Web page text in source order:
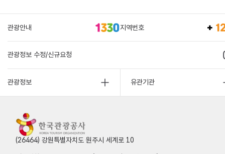
관광안내 지역번호
관광정보 수정/신규요청
관광정보 유관기관
(26464) 강원특별자치도 원주시 세계로 10